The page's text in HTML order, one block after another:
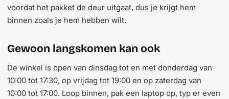
voordat het pakket de deur uitgaat, dus je krijgt hem
binnen zoals je hem hebben wilt.
Gewoon langskomen kan ook
De winkel is open van dinsdag tot en met donderdag van
10:00 tot 17:30, op vrijdag tot 19:00 en op zaterdag van
10:00 tot 17:00. Loop binnen, pak een laptop op, typ er even